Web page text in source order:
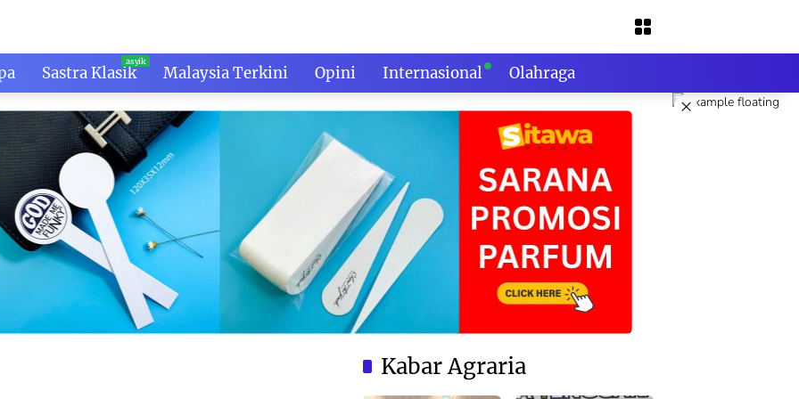
Sastra Klasik Malaysia Terkini Opini Internasional Olahraga
×
Kabar Agraria